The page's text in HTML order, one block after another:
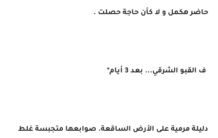
حاضر هكمل و لا كأن حاجة حصلت .
ف القبو الشرقي... بعد 3 أيام*
دليلة مرمية على الأرض الساقعة. صوابعها متجبسة غلط